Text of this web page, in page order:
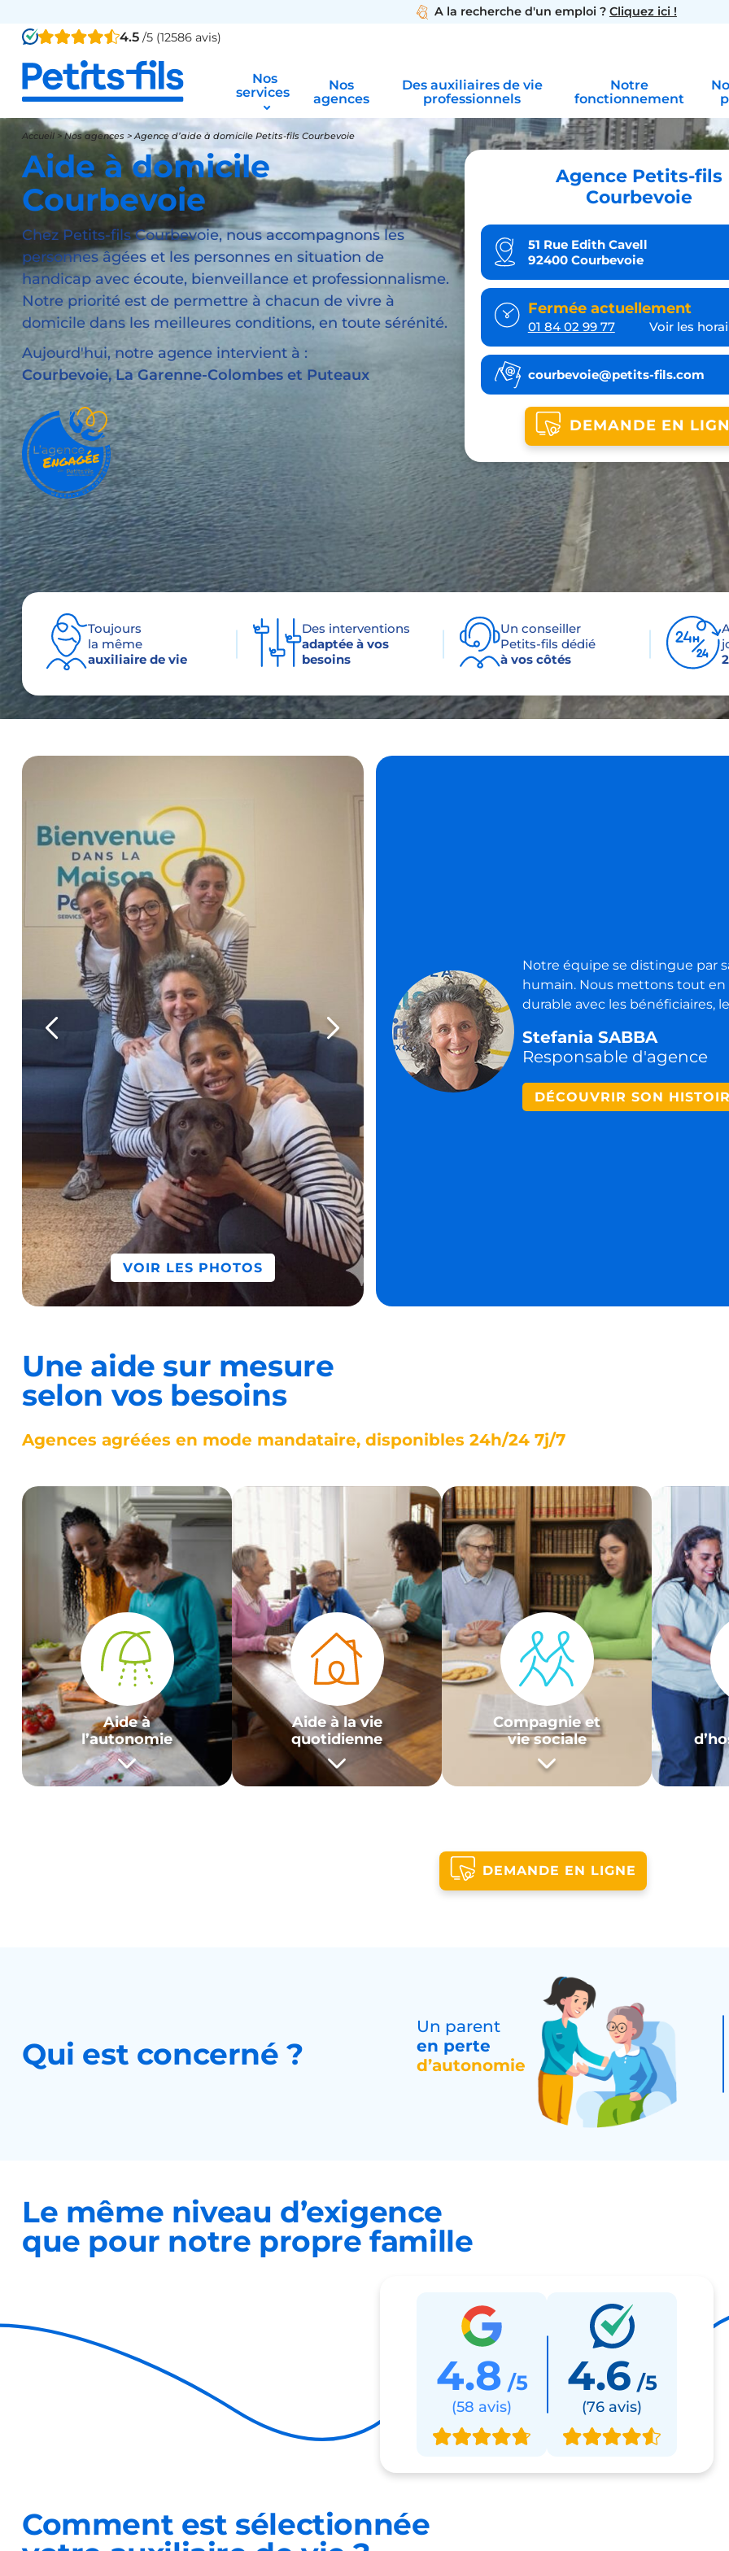
A la recherche d'un emploi ? Cliquez ici !
4.5 /5 (12586 avis)
Nos
services
Nos
agences
Des auxiliaires de vie
professionnels
Notre
fonctionnement
Accueil >Nos agences >Agence d’aide à domicile Petits-fils Courbevoie
Aide à domicile
Courbevoie
Chez Petits-fils Courbevoie, nous accompagnons les
personnes âgées et les personnes en situation de
handicap avec écoute, bienveillance et professionnalisme.
Notre priorité est de permettre à chacun de vivre à
domicile dans les meilleures conditions, en toute sérénité.
Aujourd'hui, notre agence intervient à :
Courbevoie, La Garenne-Colombes et Puteaux
Agence Petits-fils
Courbevoie
51 Rue Edith Cavell
92400 Courbevoie
Fermée actuellement
01 84 02 99 77 Voir les
courbevoie@petits-fils.com
DEMANDE EN
Toujours
la même
auxiliaire de vie
Des interventions
adaptée à vos
besoins
Un conseiller
Petits-fils dédié
à vos côtés
VOIR LES PHOTOS
Notre équipe se distingue par
humain. Nous mettons tout
durable avec les bénéficiaires,
Stefania SABBA
Responsable d'agence
DÉCOUVRIR SON
Une aide sur mesure
selon vos besoins
Agences agréées en mode mandataire, disponibles 24h/24 7j/7
Aide à
l’autonomie
Aide à la vie
quotidienne
Compagnie et
vie sociale
DEMANDE EN LIGNE
Qui est concerné ?
Un parent
en perte
d’autonomie
Le même niveau d’exigence
que pour notre propre famille
4.8 /5
(58 avis)
4.6 /5
(76 avis)
Comment est sélectionnée